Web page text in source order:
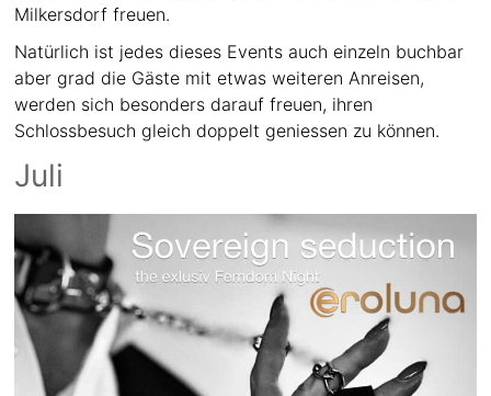
Milkersdorf freuen.
Natürlich ist jedes dieses Events auch einzeln buchbar
aber grad die Gäste mit etwas weiteren Anreisen,
werden sich besonders darauf freuen, ihren
Schlossbesuch gleich doppelt geniessen zu können.
Juli